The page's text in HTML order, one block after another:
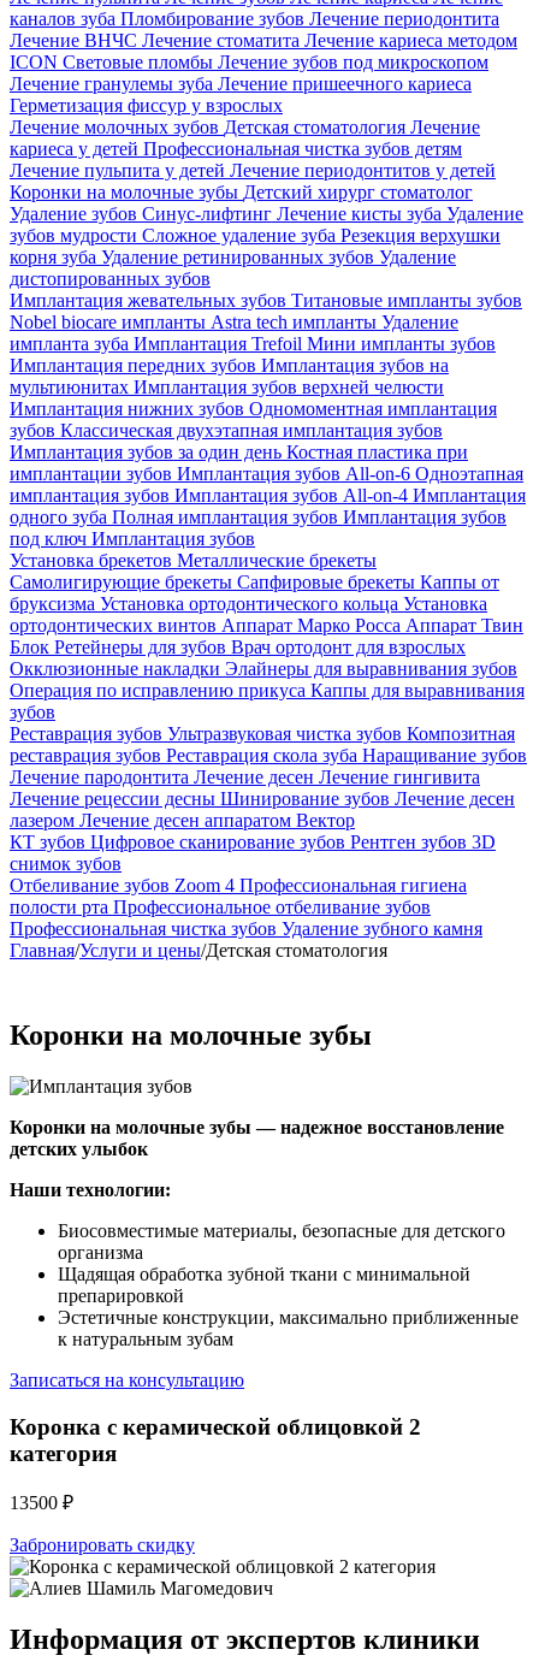
каналов зуба Пломбирование зубов Лечение периодонтита
Лечение ВНЧС Лечение стоматита Лечение кариеса методом
ICON Световые пломбы Лечение зубов под микроскопом
Лечение гранулемы зуба Лечение пришеечного кариеса
Герметизация фиссур у взрослых
Лечение молочных зубов Детская стоматология Лечение
кариеса у детей Профессиональная чистка зубов детям
Лечение пульпита у детей Лечение периодонтитов у детей
Коронки на молочные зубы Детский хирург стоматолог
Удаление зубов Синус-лифтинг Лечение кисты зуба Удаление
зубов мудрости Сложное удаление зуба Резекция верхушки
корня зуба Удаление ретинированных зубов Удаление
дистопированных зубов
Имплантация жевательных зубов Титановые импланты зубов
Nobel biocare импланты Astra tech импланты Удаление
импланта зуба Имплантация Trefoil Мини импланты зубов
Имплантация передних зубов Имплантация зубов на
мультиюнитах Имплантация зубов верхней челюсти
Имплантация нижних зубов Одномоментная имплантация
зубов Классическая двухэтапная имплантация зубов
Имплантация зубов за один день Костная пластика при
имплантации зубов Имплантация зубов All-on-6 Одноэтапная
имплантация зубов Имплантация зубов All-on-4 Имплантация
одного зуба Полная имплантация зубов Имплантация зубов
под ключ Имплантация зубов
Установка брекетов Металлические брекеты
Самолигирующие брекеты Сапфировые брекеты Каппы от
бруксизма Установка ортодонтического кольца Установка
ортодонтических винтов Аппарат Марко Росса Аппарат Твин
Блок Ретейнеры для зубов Врач ортодонт для взрослых
Окклюзионные накладки Элайнеры для выравнивания зубов
Операция по исправлению прикуса Каппы для выравнивания
зубов
Реставрация зубов Ультразвуковая чистка зубов Композитная
реставрация зубов Реставрация скола зуба Наращивание зубов
Лечение пародонтита Лечение десен Лечение гингивита
Лечение рецессии десны Шинирование зубов Лечение десен
лазером Лечение десен аппаратом Вектор
КТ зубов Цифровое сканирование зубов Рентген зубов 3D
снимок зубов
Отбеливание зубов Zoom 4 Профессиональная гигиена
полости рта Профессиональное отбеливание зубов
Профессиональная чистка зубов Удаление зубного камня
Главная/Услуги и цены/Детская стоматология
Коронки на молочные зубы
Коронки на молочные зубы — надежное восстановление
детских улыбок
Наши технологии:
Биосовместимые материалы, безопасные для детского
организма
Щадящая обработка зубной ткани с минимальной
препарировкой
Эстетичные конструкции, максимально приближенные
к натуральным зубам
Записаться на консультацию
Коронка с керамической облицовкой 2
категория
13500 ₽
Забронировать скидку
Информация от экспертов клиники